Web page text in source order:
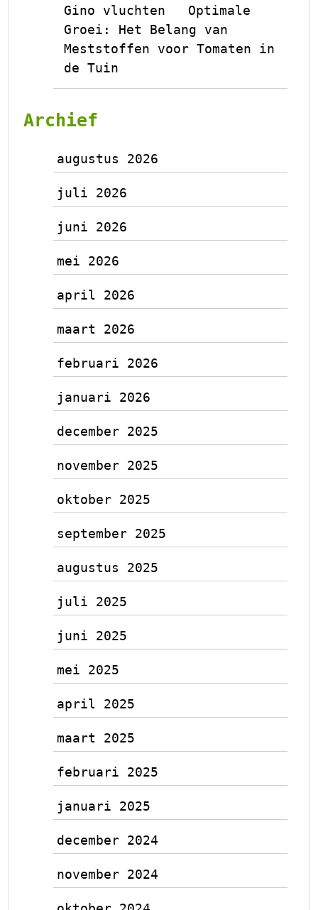
Gino vluchten
Optimale
Groei: Het Belang van
Meststoffen voor Tomaten in
de Tuin
Archief
augustus 2026
juli 2026
juni 2026
mei 2026
april 2026
maart 2026
februari 2026
januari 2026
december 2025
november 2025
oktober 2025
september 2025
augustus 2025
juli 2025
juni 2025
mei 2025
april 2025
maart 2025
februari 2025
januari 2025
december 2024
november 2024